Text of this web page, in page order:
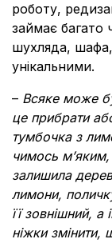
роботу,
займає багато
шухляда, шафа,
унікальними.
– Всяке може
це прибрати
тумбочка з
чимось
залишила
лимони,
її зовнішний, а
ніжки